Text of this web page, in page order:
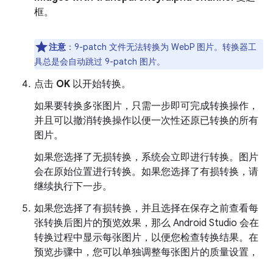
框。
注意 ：9-patch 文件无法转换为 WebP 图片。转换器工
具总是会自动跳过 9-patch 图片。
点击 OK 以开始转换。
如果要转换多张图片，只需一步即可完成转换操作，
并且可以撤消转换操作以便一次性还原已转换的所有
图片。
如果您选择了无损转换，系统会立即进行转换。图片
会在原始位置进行转换。如果您选择了有损转换，请
继续执行下一步。
如果您选择了有损转换，并且选择在保存之前查看每
张转换后图片的预览效果，那么 Android Studio 会在
转换过程中显示每张图片，以便您检查转换结果。在
预览步骤中，您可以单独调整每张图片的质量设置，